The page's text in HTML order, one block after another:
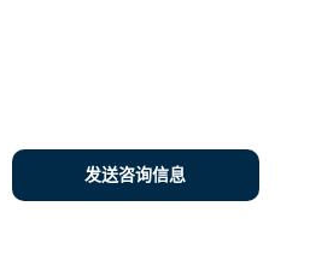
发送咨询信息